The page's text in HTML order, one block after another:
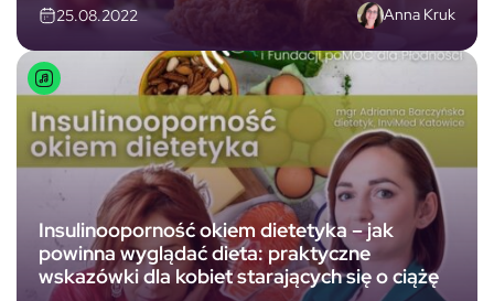
25.08.2022 Anna Kruk
Insulinooporność okiem dietetyka – jak
powinna wyglądać dieta: praktyczne
wskazówki dla kobiet starających się o ciążę